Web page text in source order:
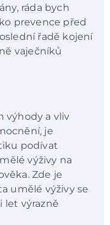
ráda bych
prevence před
řadě kojení
vaječníků
výhody a vliv
je
podívat
výživy na
Zde je
umělé výživy se
let výrazně